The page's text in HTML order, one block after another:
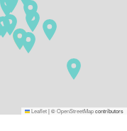
Leaflet|©OpenStreetMapcontributors